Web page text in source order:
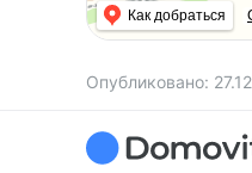
Как добраться
Опубликовано: